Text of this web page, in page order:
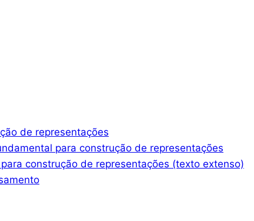
de representações
para construção de representações
construção de representações (texto extenso)